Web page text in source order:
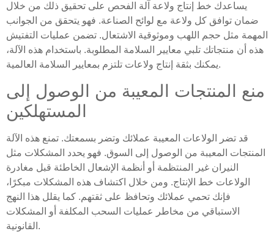
يساعدك خط إنتاج ولاعة آلة الفحص على تحقيق ذلك من خلال
ضمان توافق كل ولاعة مع لوائح الصناعة. فهو يتحقق من الجوانب
المهمة مثل حجم اللهب وموثوقية الاشتعال. تضمن عمليات التفتيش
هذه أن منتجاتك تلبي معايير السلامة المطلوبة. باستخدام هذه الآلة،
يمكنك بثقة إنتاج ولاعات تلتزم بمعايير السلامة العالمية.
منع المنتجات المعيبة من الوصول إلى
المستهلكين
قد تضر الولاعات المعيبة عملائك وتضر بسمعتك. تمنع هذه الآلة
المنتجات المعيبة من الوصول إلى السوق. فهو يحدد المشكلات مثل
النيران غير المنتظمة أو أنظمة الإشعال الخاطئة قبل مغادرة
الولاعات خط الإنتاج. ومن خلال اكتشاف هذه المشكلات مبكرًا،
فإنك تحمي عملائك وتحافظ على ثقتهم. كما يقلل هذا النهج
الاستباقي من مخاطر عمليات السحب المكلفة أو المشكلات
القانونية.